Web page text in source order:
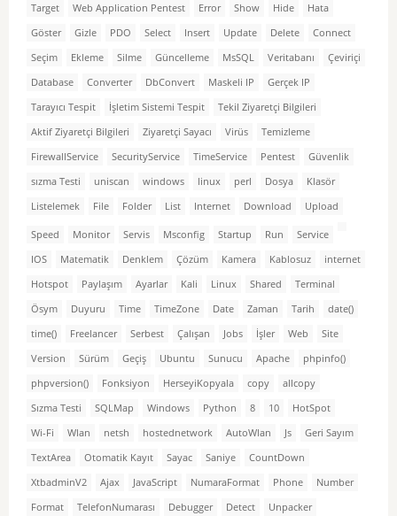
Target
Web Application Pentest Error Show Hide
Hata
Göster
Gizle PDO Select Insert Update Delete
Connect
Seçim
Ekleme Silme Güncelleme MsSQL Veritabanı
Çeviriçi
Database
Converter DbConvert Maskeli IP
Gerçek IP
Tarayıcı Tespit
İşletim Sistemi Tespit
Tekil Ziyaretçi Bilgileri
Aktif Ziyaretçi Bilgileri
Ziyaretçi Sayacı Virüs
Temizleme
FirewallService
SecurityService TimeService Pentest
Güvenlik
sızma Testi
uniscan windows linux perl Dosya
Klasör
Listelemek
File Folder List Internet Download Upload
Speed Monitor Servis Msconfig Startup Run
Service
IOS
Matematik Denklem Çözüm Kamera Kablosuz
internet
Hotspot
Paylaşım Ayarlar Kali Linux Shared
Terminal
Ösym
Duyuru Time TimeZone Date Zaman Tarih
date()
time()
Freelancer Serbest Çalışan Jobs İşler Web
Site
Version
Sürüm Geçiş Ubuntu Sunucu Apache
phpinfo()
phpversion()
Fonksiyon HerseyiKopyala copy
allcopy
Sızma Testi
SQLMap Windows Python 8 10
HotSpot
Wi-Fi
Wlan netsh hostednetwork AutoWlan Js
Geri Sayım
TextArea
Otomatik Kayıt Sayac Saniye
CountDown
XtbadminV2
Ajax JavaScript NumaraFormat Phone
Number
Format
TelefonNumarası Debugger Detect
Unpacker